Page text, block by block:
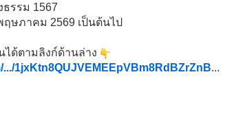
รรม 1567
ฤษภาคม 2569 เป็นต้นไป
ด้ตามลิงก์ด้านล่าง
1jxKtn8QUJVEMEEpVBm8RdBZrZnB...